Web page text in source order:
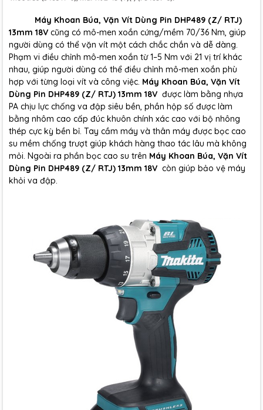
Máy Khoan Búa, Vặn Vít Dùng Pin DHP489 (Z/ RTJ)
13mm 18V cũng có mô-men xoắn cứng/mềm 70/36 Nm, giúp
người dùng có thể vặn vít một cách chắc chắn và dễ dàng.
Phạm vi điều chỉnh mô-men xoắn từ 1–5 Nm với 21 vị trí khác
nhau, giúp người dùng có thể điều chỉnh mô-men xoắn phù
hợp với từng loại vít và công việc. Máy Khoan Búa, Vặn Vít
Dùng Pin DHP489 (Z/ RTJ) 13mm 18V được làm bằng nhựa
PA chịu lực chống va đập siêu bền, phần hộp số được làm
bằng nhôm cao cấp đúc khuôn chính xác cao với bộ nhông
thép cực kỳ bền bỉ. Tay cầm máy và thân máy được bọc cao
su mềm chống trượt giúp khách hàng thao tác lâu mà không
mỏi. Ngoài ra phần bọc cao su trên Máy Khoan Búa, Vặn Vít
Dùng Pin DHP489 (Z/ RTJ) 13mm 18V còn giúp bảo vệ máy
khỏi va đập.